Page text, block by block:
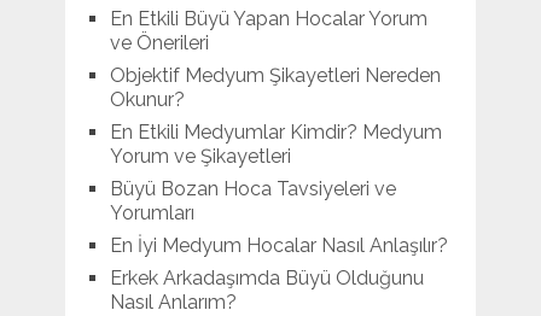
En Etkili Büyü Yapan Hocalar Yorum
ve Önerileri
Objektif Medyum Şikayetleri Nereden
Okunur?
En Etkili Medyumlar Kimdir? Medyum
Yorum ve Şikayetleri
Büyü Bozan Hoca Tavsiyeleri ve
Yorumları
En İyi Medyum Hocalar Nasıl Anlaşılır?
Erkek Arkadaşımda Büyü Olduğunu
Nasıl Anlarım?